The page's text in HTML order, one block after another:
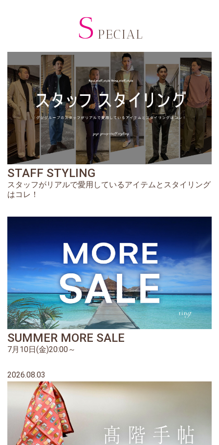
S PECIAL
STAFF STYLING
スタッフがリアルで愛用しているアイテムとスタイリング
はコレ！
SUMMER MORE SALE
7月10日(金)20:00～
2026.08.03